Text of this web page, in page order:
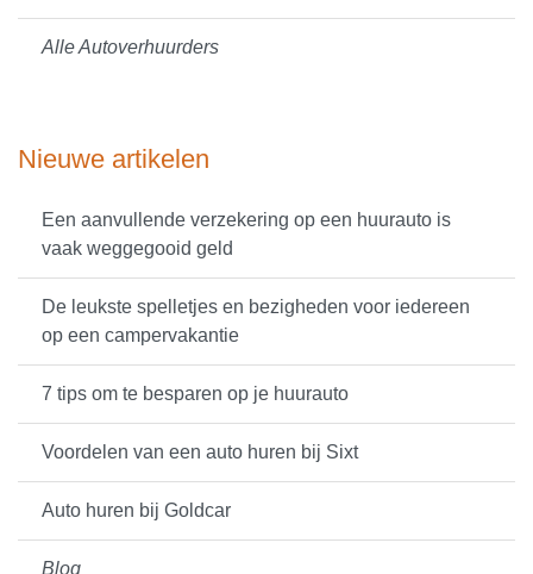
Alle Autoverhuurders
Nieuwe artikelen
Een aanvullende verzekering op een huurauto is
vaak weggegooid geld
De leukste spelletjes en bezigheden voor iedereen
op een campervakantie
7 tips om te besparen op je huurauto
Voordelen van een auto huren bij Sixt
Auto huren bij Goldcar
Blog